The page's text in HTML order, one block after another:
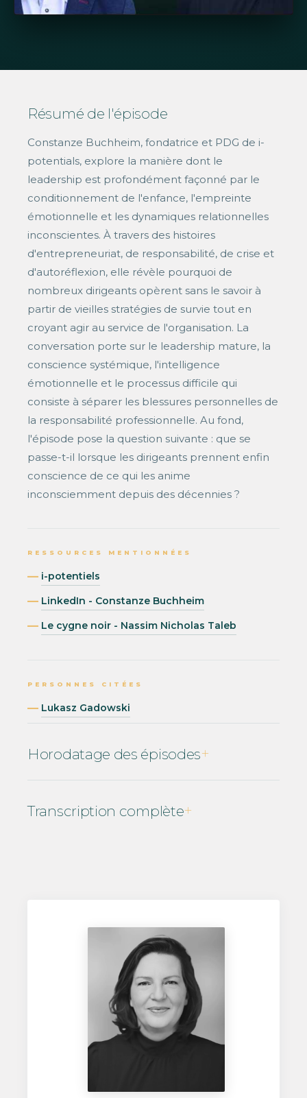
Résumé de l'épisode
Constanze Buchheim, fondatrice et PDG de i-
potentials, explore la manière dont le
leadership est profondément façonné par le
conditionnement de l'enfance, l'empreinte
émotionnelle et les dynamiques relationnelles
inconscientes. À travers des histoires
d'entrepreneuriat, de responsabilité, de crise et
d'autoréflexion, elle révèle pourquoi de
nombreux dirigeants opèrent sans le savoir à
partir de vieilles stratégies de survie tout en
croyant agir au service de l'organisation. La
conversation porte sur le leadership mature, la
conscience systémique, l'intelligence
émotionnelle et le processus difficile qui
consiste à séparer les blessures personnelles de
la responsabilité professionnelle. Au fond,
l'épisode pose la question suivante : que se
passe-t-il lorsque les dirigeants prennent enfin
conscience de ce qui les anime
inconsciemment depuis des décennies ?
RESSOURCES MENTIONNÉES
i-potentiels
LinkedIn - Constanze Buchheim
Le cygne noir - Nassim Nicholas Taleb
PERSONNES CITÉES
Lukasz Gadowski
Horodatage des épisodes
Transcription complète